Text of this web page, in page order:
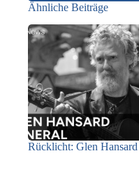
Ähnliche Beiträge
Rücklicht: Glen Hansard